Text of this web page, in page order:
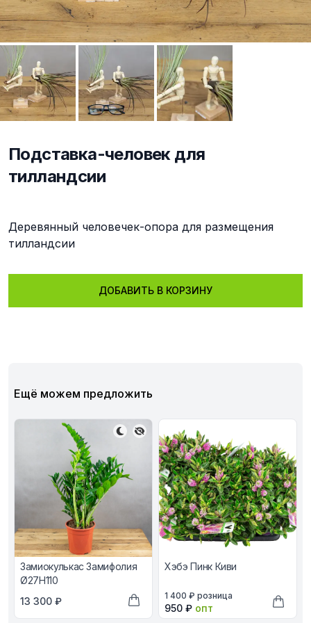
Подставка-человек для
тилландсии
Деревянный человечек-опора для размещения
тилландсии
ДОБАВИТЬ В КОРЗИНУ
Ещё можем предложить
Замиокулькас Замифолия
Ø27H110
В наличии, цена в рублях
13 300 ₽
Добавить в корзину
Хэбэ Пинк Киви
В наличии, цена в рублях
1 400 ₽ розница
Оптовая цена в рублях
950 ₽ опт